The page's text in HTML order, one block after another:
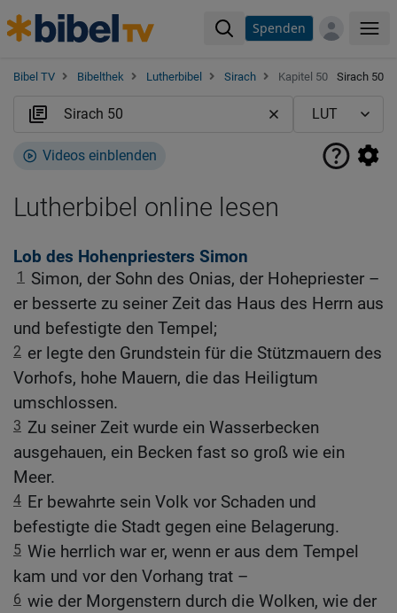
Spenden
Bibel TV Bibelthek Lutherbibel Sirach Kapitel 50 Sirach 50
Videos einblenden
Lutherbibel online lesen
Lob des Hohenpriesters Simon
1
Simon, der Sohn des Onias, der Hohepriester –
er besserte zu seiner Zeit das Haus des Herrn aus
und befestigte den Tempel;
2 er legte den Grundstein für die Stützmauern des
Vorhofs, hohe Mauern, die das Heiligtum
umschlossen.
3 Zu seiner Zeit wurde ein Wasserbecken
ausgehauen, ein Becken fast so groß wie ein
Meer.
4 Er bewahrte sein Volk vor Schaden und
befestigte die Stadt gegen eine Belagerung.
5 Wie herrlich war er, wenn er aus dem Tempel
kam und vor den Vorhang trat –
6 wie der Morgenstern durch die Wolken, wie der